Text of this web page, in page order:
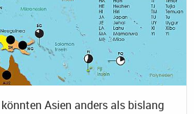
Asien anders als bislang